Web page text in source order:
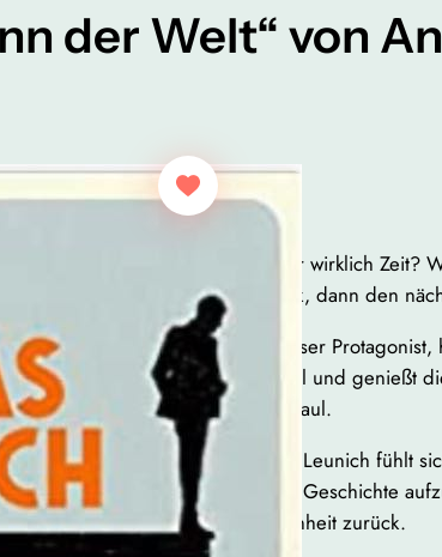
der Welt“ von
„Haben wir wirklich
Augenblick, dann den
Jens Leunich, unser
einem Luxushotel und genießt
Er ist reich und faul.
Der Ich-Erzähler Leunich fühlt
bemüßigt, seine Geschichte
seine Vergangenheit zurück.